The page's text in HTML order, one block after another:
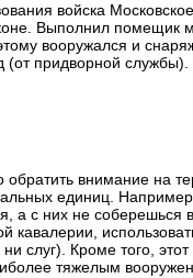
войска
Выполнил помещик
вооружался и
(от придворной службы).
обратить внимание на
единиц.
а с них не соберешься
кавалерии,
слуг). Кроме того,
тяжелым